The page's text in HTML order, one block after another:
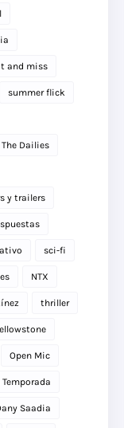
and miss
summer flick
The Dailies
y trailers
sci-fi
NTX
thriller
Open Mic
Temporada
Saadia